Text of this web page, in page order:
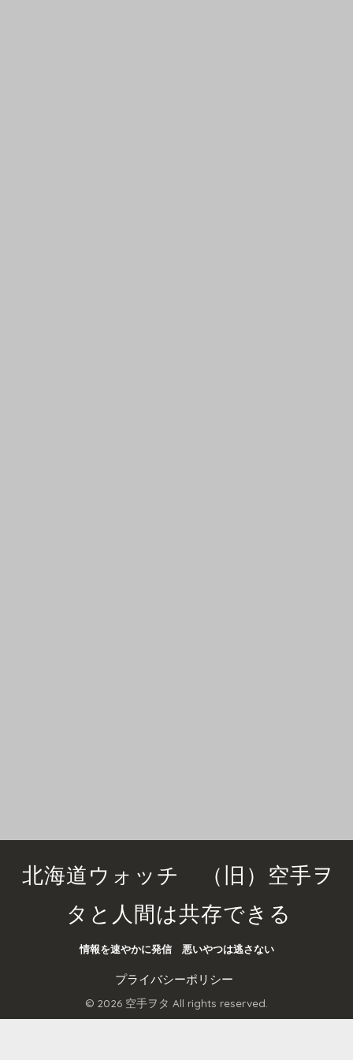
北海道ウォッチ （旧）空手ヲ
タと人間は共存できる
情報を速やかに発信 悪いやつは逃さない
プライバシーポリシー
© 2026 空手ヲタ All rights reserved.